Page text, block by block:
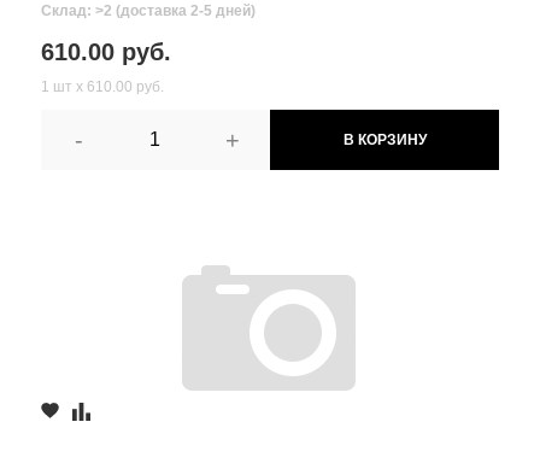
Склад: >2 (доставка 2-5 дней)
610.00 руб.
1 шт х 610.00 руб.
- + В КОРЗИНУ